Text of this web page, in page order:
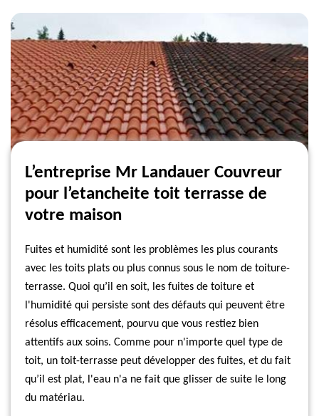
L’entreprise Mr Landauer Couvreur
pour l’etancheite toit terrasse de
votre maison
Fuites et humidité sont les problèmes les plus courants
avec les toits plats ou plus connus sous le nom de toiture-
terrasse. Quoi qu’il en soit, les fuites de toiture et
l'humidité qui persiste sont des défauts qui peuvent être
résolus efficacement, pourvu que vous restiez bien
attentifs aux soins. Comme pour n'importe quel type de
toit, un toit-terrasse peut développer des fuites, et du fait
qu’il est plat, l'eau n'a ne fait que glisser de suite le long
du matériau.